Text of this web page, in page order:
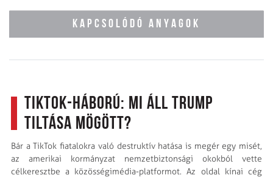
KAPCSOLÓDÓ ANYAGOK
TikTok-háború: mi áll Trump
tiltása mögött?
Bár a TikTok fiatalokra való destruktív hatása is megér egy misét,
az amerikai kormányzat nemzetbiztonsági okokból vette
célkeresztbe a közösségimédia-platformot. Az oldal kínai cég